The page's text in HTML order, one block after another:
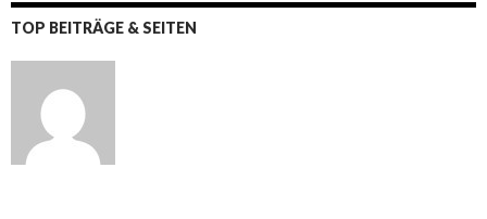
TOP BEITRÄGE & SEITEN